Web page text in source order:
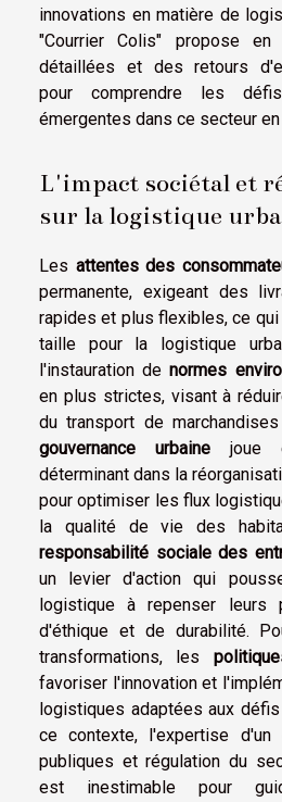
innovations en matière de
"Courrier Colis" propose
détaillées et des retours
pour comprendre les
émergentes dans ce secteur
L'impact sociétal et
sur la logistique
Les attentes des
permanente, exigeant des
rapides et plus flexibles, ce
taille pour la logistique
l'instauration denormes
en plus strictes, visant à
du transport de
gouvernance urbaine joue
déterminant dans la
pour optimiser les flux
la qualité de vie des
responsabilité sociale des
un levier d'action qui
logistique à repenser leurs
d'éthique et de durabilité.
transformations, les
favoriser l'innovation et
logistiques adaptées aux
ce contexte, l'expertise d'un
publiques et régulation du
est inestimable pour